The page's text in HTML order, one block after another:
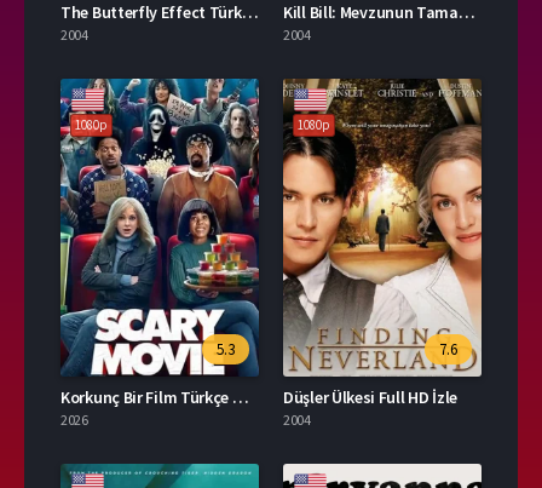
The Butterfly Effect Türkçe Dublaj İzle
2004
Kill Bill: Mevzunun Tamamı Türkçe Dublaj İzle
2004
1080p
5.3
Korkunç Bir Film Türkçe Dublaj İzle
2026
1080p
7.6
Düşler Ülkesi Full HD İzle
2004